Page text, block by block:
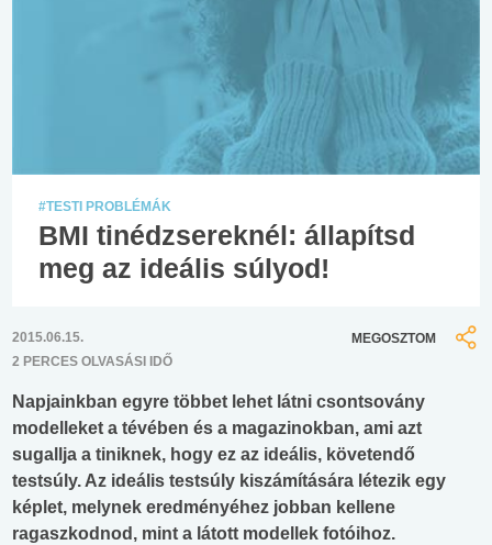
#TESTI PROBLÉMÁK
BMI tinédzsereknél: állapítsd
meg az ideális súlyod!
2015.06.15.
2 PERCES OLVASÁSI IDŐ
MEGOSZTOM
Napjainkban egyre többet lehet látni csontsovány
modelleket a tévében és a magazinokban, ami azt
sugallja a tiniknek, hogy ez az ideális, követendő
testsúly. Az ideális testsúly kiszámítására létezik egy
képlet, melynek eredményéhez jobban kellene
ragaszkodnod, mint a látott modellek fotóihoz.